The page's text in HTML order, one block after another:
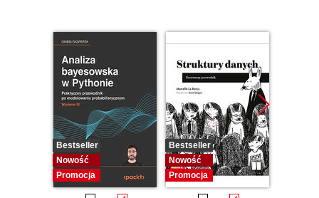
Bestseller
Nowość
Promocja
Bestseller
Nowość
Promocja